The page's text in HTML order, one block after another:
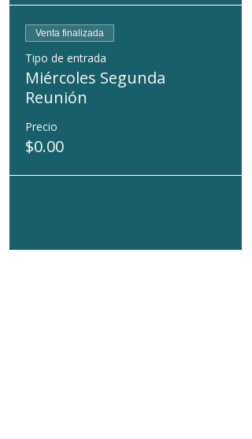
Venta finalizada
Tipo de entrada
Miércoles Segunda
Reunión
Precio
$0.00